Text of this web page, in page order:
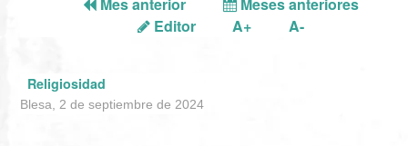
Editor
A+ A-
Religiosidad
Blesa, 2 de septiembre de 2024